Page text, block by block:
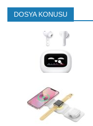
DOSYA KONUSU